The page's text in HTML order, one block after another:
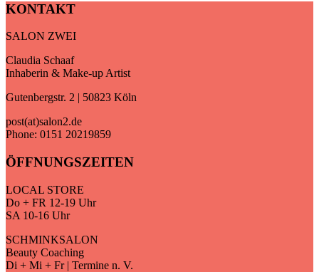
KONTAKT
SALON ZWEI
Claudia Schaaf
Inhaberin & Make-up Artist
Gutenbergstr. 2 | 50823 Köln
post(at)salon2.de
Phone: 0151 20219859
ÖFFNUNGSZEITEN
LOCAL STORE
Do + FR 12-19 Uhr
SA 10-16 Uhr
SCHMINKSALON
Beauty Coaching
Di + Mi + Fr | Termine n. V.